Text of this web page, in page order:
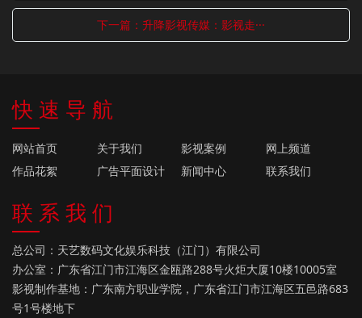
下一篇：升降影视传媒：影视走···
快 速 导 航
网站首页 关于我们 影视案例
网上频道
作品花絮
广告平面设计 新闻中心 联系我们
联 系 我 们
总公司：天艺数码文化娱乐科技（江门）有限公司
办公室：广东省江门市江海区金瓯路288号火炬大厦10楼10005室
影视制作基地：广东南方职业学院，广东省江门市江海区五邑路683
号1号楼地下